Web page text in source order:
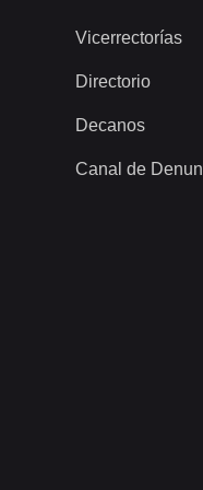
Vicerrectorías
Directorio
Decanos
Canal de